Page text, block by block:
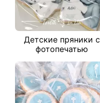
Детские пряники с
фотопечатью